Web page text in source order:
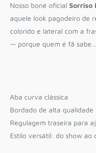
Nosso boné oficial Sorriso
aquele look pagodeiro de
colorido e lateral com a
— porque quem é fã
Aba curva clássica
Bordado de alta qualidade
Regulagem traseira para
Estilo versátil: do show ao